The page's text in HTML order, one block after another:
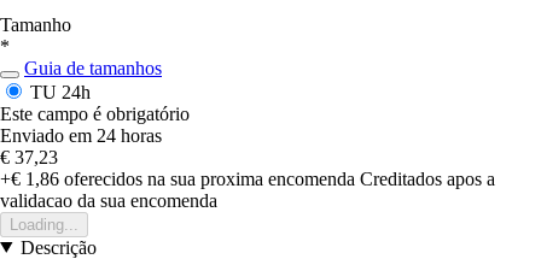
Tamanho
*
Guia de tamanhos
TU 24h
Este campo é obrigatório
Enviado em 24 horas
€ 37,23
+€ 1,86 oferecidos na sua proxima encomenda Creditados apos a
validacao da sua encomenda
Loading...
Descrição